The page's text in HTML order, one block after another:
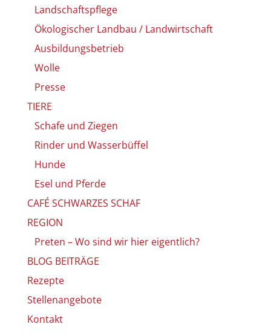
Land­schafts­pfle­ge
Öko­lo­gi­scher Land­bau / Land­wirt­schaft
Aus­bil­dungs­be­trieb
Wol­le
Pres­se
TIERE
Scha­fe und Zie­gen
Rin­der und Was­ser­büf­fel
Hun­de
Esel und Pfer­de
CAFÉ SCHWARZES SCHAF
REGION
Pre­ten – Wo sind wir hier eigent­lich?
BLOG BEITRÄGE
Rezep­te
Stel­len­an­ge­bo­te
Kon­takt